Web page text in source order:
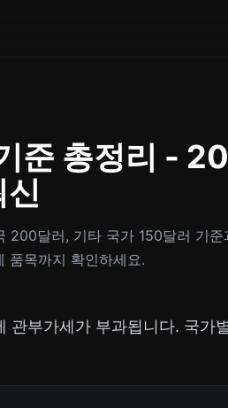
준 총정리 -
신
200달러, 기타 국가 150달러 기
품목까지 확인하세요.
관부가세가 부과됩니다. 국가